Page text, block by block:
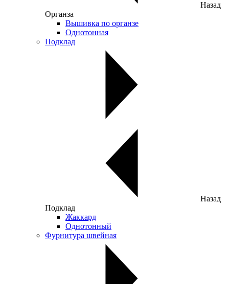
Назад
Органза
Вышивка по органзе
Однотонная
Подклад
Назад
Подклад
Жаккард
Однотонный
Фурнитура швейная